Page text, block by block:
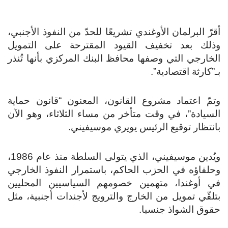
أقرّ البرلمان الأوغندي تشريعًا للحدّ من النفوذ الأجنبي،
وذلك بعد تخفيف القيود المقترحة على التمويل
الخارجي التي وصفها محافظ البنك المركزي بأنها تُنذر
بـ”كارثة اقتصادية”.
وتمّ اعتماد مشروع القانون، المعنون “قانون حماية
السيادة”، في وقت متأخر من مساء الثلاثاء، وهو الآن
بانتظار توقيع الرئيس يويري موسيفيني.
ويُدين موسيفيني، الذي يتولى السلطة منذ عام 1986،
وحلفاؤه في الحزب الحاكم، باستمرار النفوذ الخارجي
في أوغندا، متهمين خصومهم السياسيين المحليين
بتلقّي تمويل من الخارج والترويج لأجندات أجنبية، مثل
حقوق الشواذ جنسيا.